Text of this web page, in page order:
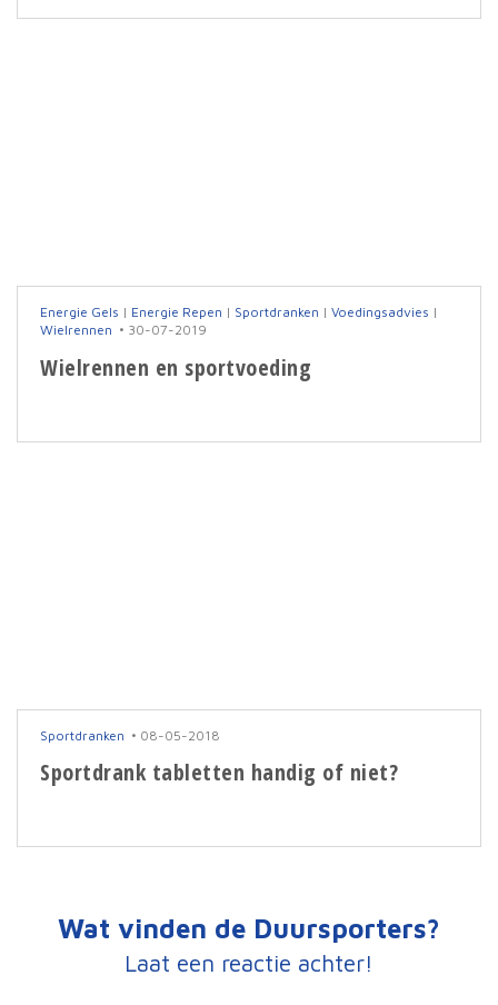
Energie Gels | Energie Repen | Sportdranken | Voedingsadvies |
Wielrennen
30-07-2019
Wielrennen en sportvoeding
Sportdranken 08-05-2018
Sportdrank tabletten handig of niet?
Wat vinden de Duursporters?
Laat een reactie achter!